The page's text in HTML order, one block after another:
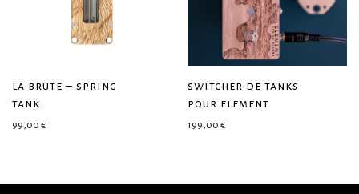
la brute – spring
tank
99,00 €
switcher de tanks
pour element
199,00 €